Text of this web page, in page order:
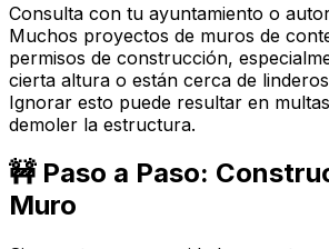
Consulta con tu ayuntamiento o
Muchos proyectos de muros de
permisos de construcción,
cierta altura o están cerca de
Ignorar esto puede resultar en
demoler la estructura.
🚧 Paso a Paso:
Muro